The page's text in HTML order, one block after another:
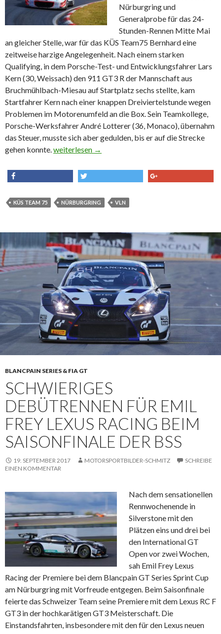
Nürburgring und
Generalprobe für das 24-
Stunden-Rennen Mitte Mai
an gleicher Stelle, war für das KÜS Team75 Bernhard eine
zeitweise harzige Angelegenheit. Nach einem starken
Qualifying, in dem Porsche-Test- und Entwicklungsfahrer Lars
Kern (30, Weissach) den 911 GT3 R der Mannschaft aus
Bruchmühlbach-Miesau auf Startplatz sechs stellte, kam
Startfahrer Kern nach einer knappen Dreiviertelstunde wegen
Problemen im Motorenumfeld an die Box. Sein Teamkollege,
Porsche-Werksfahrer André Lotterer (36, Monaco), übernahm
das Steuer, musste sich aber gedulden, bis er auf die Strecke
gehen konnte.KÜS Team75 Bernhard beim zweiten Lauf zur
weiterlesen →
KÜS TEAM 75 NÜRBURGRING VLN
BLANCPAIN SERIES & FIA GT
SCHWIERIGES
DEBÜTRENNEN FÜR EMIL
FREY LEXUS RACING BEIM
SAISONFINALE DER BSS
19. SEPTEMBER 2017 MOTORSPORTBILDER-SCHMITZ
SCHREIBE
EINEN KOMMENTAR
Nach dem sensationellen
Rennwochenende in
Silverstone mit den
Plätzen eins und drei bei
den International GT
Open vor zwei Wochen,
sah Emil Frey Lexus
Racing der Premiere bei dem Blancpain GT Series Sprint Cup
am Nürburgring mit Vorfreude entgegen. Beim Saisonfinale
feierte das Schweizer Team seine Premiere mit dem Lexus RC F
GT3 in der hochkarätigen GT3 Meisterschaft. Die
Einstandsfahrten, insbesondere mit den für den Lexus neuen